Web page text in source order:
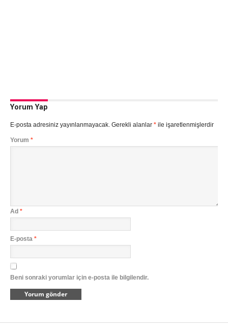
Yorum Yap
E-posta adresiniz yayınlanmayacak. Gerekli alanlar *ile işaretlenmişlerdir
Yorum *
Ad *
E-posta *
Beni sonraki yorumlar için e-posta ile bilgilendir.